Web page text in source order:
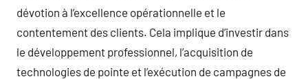
dévotion à l’excellence opérationnelle et le
contentement des clients. Cela implique d’investir dans
le développement professionnel, l’acquisition de
technologies de pointe et l’exécution de campagnes de